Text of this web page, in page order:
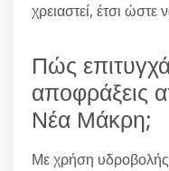
χρειαστεί, έτσι ώστε
Πώς
αποφράξεις
Νέα Μάκρη;
Με χρήση